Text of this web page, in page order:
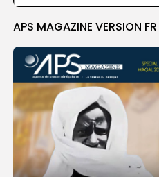
APS MAGAZINE VERSION FR